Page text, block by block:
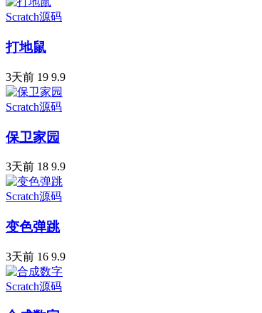
Scratch源码
打地鼠
3天前 19 9.9
Scratch源码
保卫家园
3天前 18 9.9
Scratch源码
变色弹跳
3天前 16 9.9
Scratch源码